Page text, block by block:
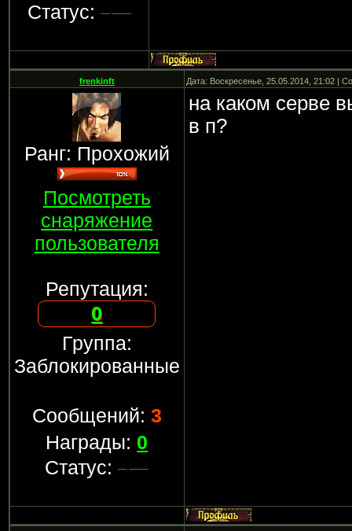
Статус:
frenkinft Дата: Воскресенье, 25.05.2014, 21:02 |
Ранг: Прохожий
Посмотреть
снаряжение
пользователя
Репутация:
0
Группа:
Заблокированные
Сообщений: 3
Награды: 0
Статус:
на каком серве
в п?